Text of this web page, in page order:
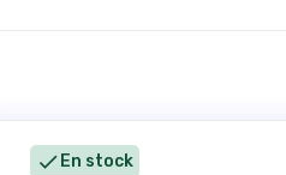
 En stock